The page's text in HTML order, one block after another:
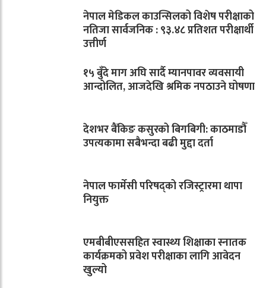
नेपाल मेडिकल काउन्सिलको विशेष परीक्षाको
नतिजा सार्वजनिक : ९३.४८ प्रतिशत परीक्षार्थी
उत्तीर्ण
१५ बुँदे माग अघि सार्दै म्यानपावर व्यवसायी
आन्दोलित, आजदेखि श्रमिक नपठाउने घोषणा
देशभर बैंकिङ कसुरको बिगबिगी: काठमाडौँ
उपत्यकामा सबैभन्दा बढी मुद्दा दर्ता
नेपाल फार्मेसी परिषद्को रजिस्ट्रारमा थापा
नियुक्त
एमबीबीएससहित स्वास्थ्य शिक्षाका स्नातक
कार्यक्रमको प्रवेश परीक्षाका लागि आवेदन
खुल्यो